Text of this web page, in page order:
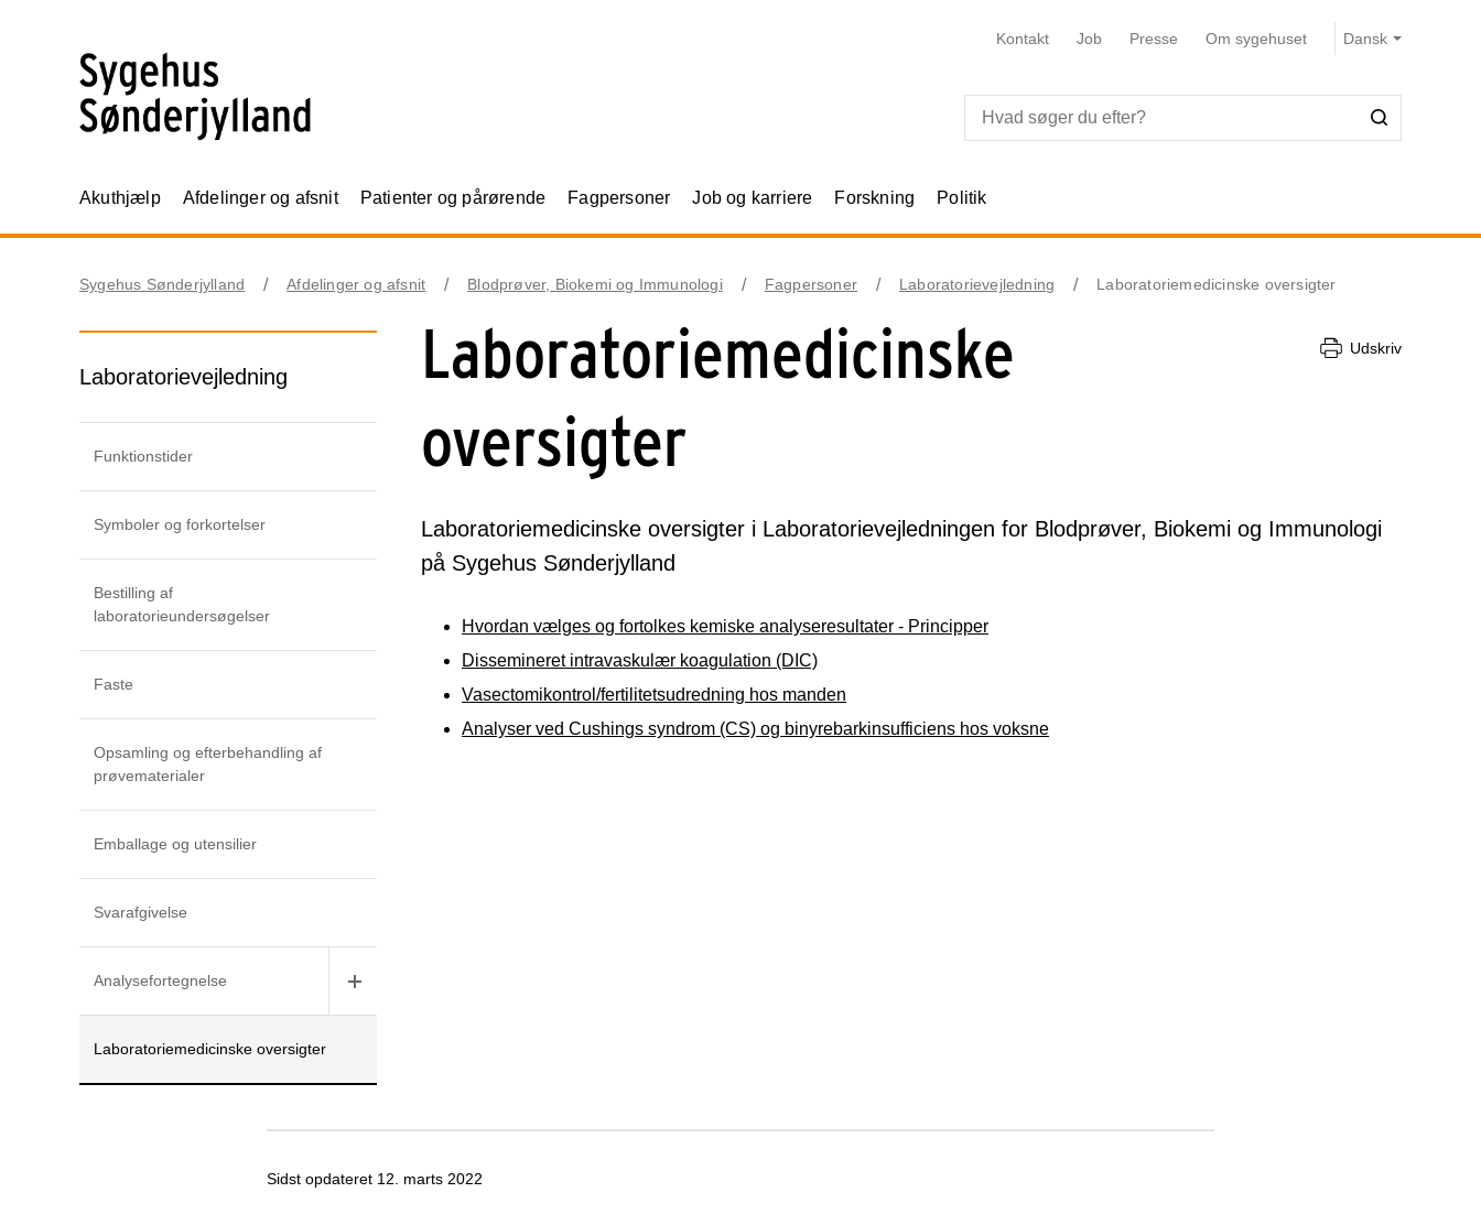
Kontakt Job Presse Om sygehuset
Akuthjælp Afdelinger og afsnit Patienter og pårørende Fagpersoner Job og karriere Forskning Politik
Sygehus Sønderjylland Afdelinger og afsnit Blodprøver, Biokemi og Immunologi Fagpersoner Laboratorievejledning Laboratoriemedicinske oversigter
Laboratorievejledning
Funktionstider
Symboler og forkortelser
Bestilling af
laboratorieundersøgelser
Faste
Opsamling og efterbehandling af
prøvematerialer
Emballage og utensilier
Svarafgivelse
Analysefortegnelse
Laboratoriemedicinske oversigter
Laboratoriemedicinske
oversigter
Udskriv
Laboratoriemedicinske oversigter i Laboratorievejledningen for Blodprøver, Biokemi og Immunologi
på Sygehus Sønderjylland
Hvordan vælges og fortolkes kemiske analyseresultater - Principper
Dissemineret intravaskulær koagulation (DIC)
Vasectomikontrol/fertilitetsudredning hos manden
Analyser ved Cushings syndrom (CS) og binyrebarkinsufficiens hos voksne
Sidst opdateret 12. marts 2022